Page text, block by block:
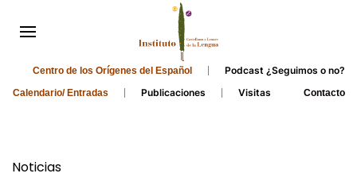
Centro de los Orígenes del Español Podcast ¿Seguimos o no?
Calendario/ Entradas Publicaciones Visitas Contacto
Noticias